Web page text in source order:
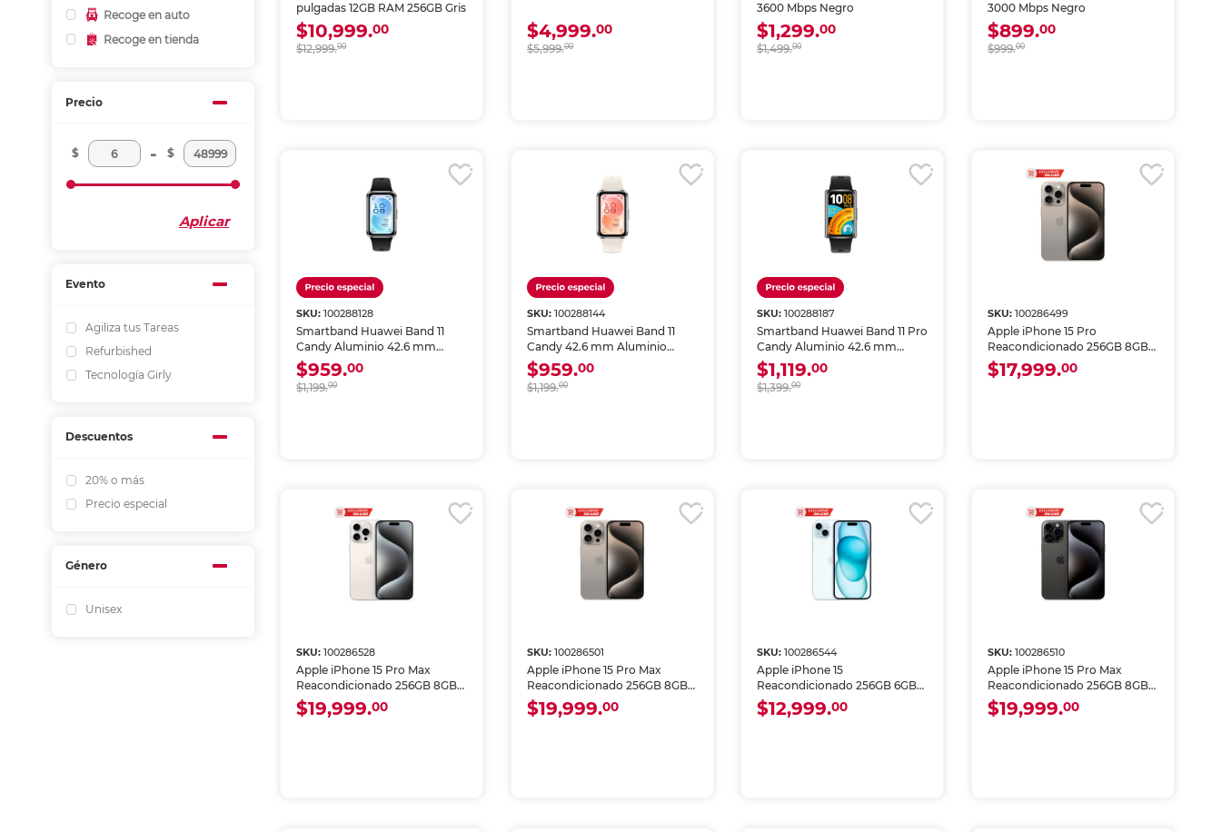
Recoge en auto
Recoge en tienda
Precio
$ - $
Aplicar
Evento
Agiliza tus Tareas
Refurbished
Tecnología Girly
Descuentos
20% o más
Precio especial
Género
Unisex
pulgadas 12GB RAM 256GB Gris
$10,999.00
$12,999.00
$4,999.00
$5,999.00
3600 Mbps Negro
$1,299.00
$1,499.00
3000 Mbps Negro
$899.00
$999.00
SKU:100288128
Smartband Huawei Band 11
Candy Aluminio 42.6 mm
Negro
$959.00
$1,199.00
SKU: 100288144
Smartband Huawei Band 11
Candy 42.6 mm Aluminio
Blanco
$959.00
$1,199.00
SKU:100288187
Smartband Huawei Band 11 Pro
Candy Aluminio 42.6 mm
Negro
$1,119.00
$1,399.00
SKU: 100286499
Apple iPhone 15 Pro
Reacondicionado 256GB 8GB
RAM eSIM Titanio Natural
$17,999.00
SKU:100286528
Apple iPhone 15 Pro Max
Reacondicionado 256GB 8GB
RAM eSIM Blanco
$19,999.00
SKU: 100286501
Apple iPhone 15 Pro Max
Reacondicionado 256GB 8GB
RAM eSIM Titanio Natural
$19,999.00
SKU:100286544
Apple iPhone 15
Reacondicionado 256GB 6GB
RAM eSIM Azul
$12,999.00
SKU: 100286510
Apple iPhone 15 Pro Max
Reacondicionado 256GB 8GB
RAM eSIM Negro
$19,999.00